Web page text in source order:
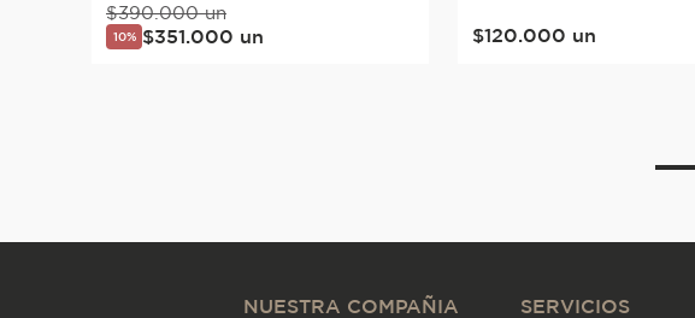
$390.000 un
10% $351.000 un $120.000 un
NUESTRA COMPAÑIA
SERVICIOS